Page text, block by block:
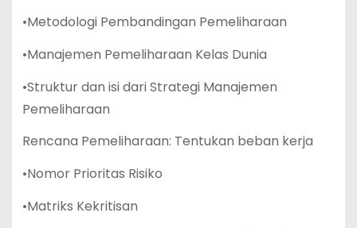
•Metodologi Pembandingan Pemeliharaan
•Manajemen Pemeliharaan Kelas Dunia
•Struktur dan isi dari Strategi Manajemen
Pemeliharaan
Rencana Pemeliharaan: Tentukan beban kerja
•Nomor Prioritas Risiko
•Matriks Kekritisan